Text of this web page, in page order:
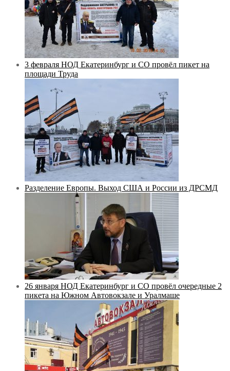
3 февраля НОД Екатеринбург и СО провёл пикет на
площади Труда
Разделение Европы. Выход США и России из ДРСМД
26 января НОД Екатеринбург и СО провёл очередные 2
пикета на Южном Автовокзале и Уралмаше